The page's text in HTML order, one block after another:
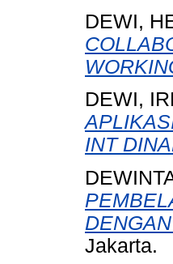
DEWI,
DEWI,
INT
Jakarta.